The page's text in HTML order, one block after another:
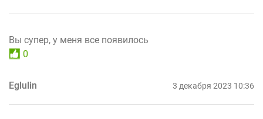
Вы супер, у меня все появилось
0
Eglulin 3 декабря 2023 10:36